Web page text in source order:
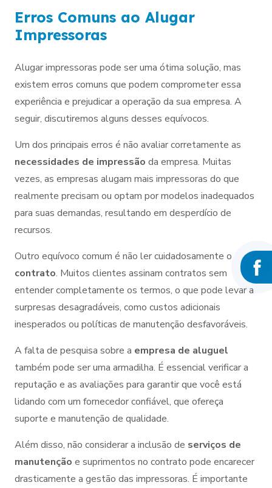
Erros Comuns ao Alugar
Impressoras
Alugar impressoras pode ser uma ótima solução, mas
existem erros comuns que podem comprometer essa
experiência e prejudicar a operação da sua empresa. A
seguir, discutiremos alguns desses equívocos.
Um dos principais erros é não avaliar corretamente as
necessidades de impressão da empresa. Muitas
vezes, as empresas alugam mais impressoras do que
realmente precisam ou optam por modelos inadequados
para suas demandas, resultando em desperdício de
recursos.
Outro equívoco comum é não ler cuidadosamente o
contrato. Muitos clientes assinam contratos sem
entender completamente os termos, o que pode levar a
surpresas desagradáveis, como custos adicionais
inesperados ou políticas de manutenção desfavoráveis.
A falta de pesquisa sobre a empresa de aluguel
também pode ser uma armadilha. É essencial verificar a
reputação e as avaliações para garantir que você está
lidando com um fornecedor confiável, que ofereça
suporte e manutenção de qualidade.
Além disso, não considerar a inclusão de serviços de
manutenção e suprimentos no contrato pode encarecer
drasticamente a gestão das impressoras. É importante